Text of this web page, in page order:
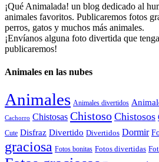
¡Qué Animalada! un blog dedicado al
animales favoritos. Publicaremos fotos
perros, gatos y muchos más animales.
¡Envíanos alguna foto divertida que
publicaremos!
Animales en las nubes
Animales Animales divertidos
Cachorro Chistosas Chistoso Chistosos
Cute Disfraz Divertido Divertidos Dormir
graciosa Fotos bonitas Fotos divertidas